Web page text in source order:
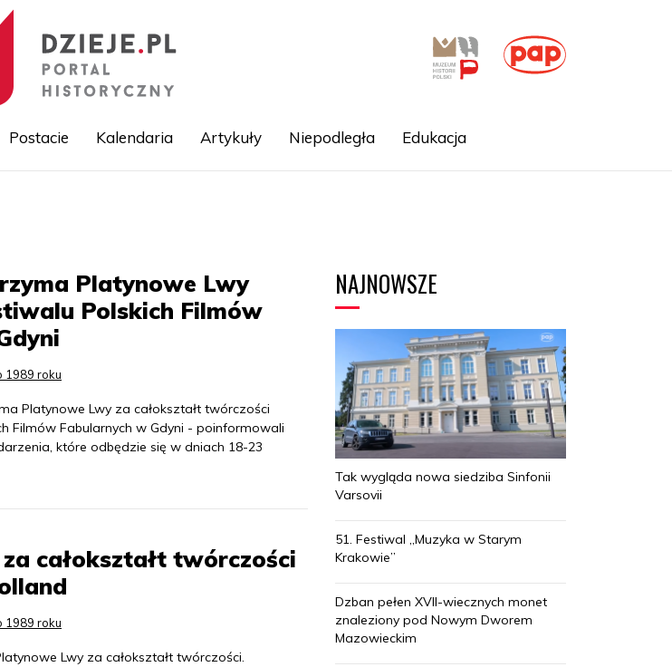
Postacie Kalendaria Artykuły Niepodległa Edukacja
Platynowe Lwy
Polskich Filmów
1989 roku
Platynowe Lwy za całokształt twórczości
Filmów Fabularnych w Gdyni - poinformowali
które odbędzie się w dniach 18-23
całokształt twórczości
1989 roku
Lwy za całokształt twórczości.
NAJNOWSZE
Tak wygląda nowa siedziba Sinfonii
Varsovii
51. Festiwal „Muzyka w Starym
Krakowie”
Dzban pełen XVII-wiecznych monet
znaleziony pod Nowym Dworem
Mazowieckim